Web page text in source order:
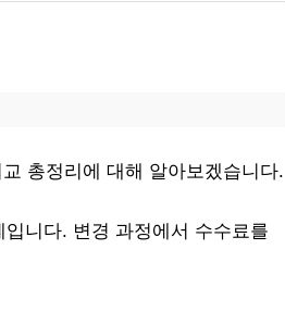
총정리에 대해 알아보겠습니다.
니다. 변경 과정에서 수수료를